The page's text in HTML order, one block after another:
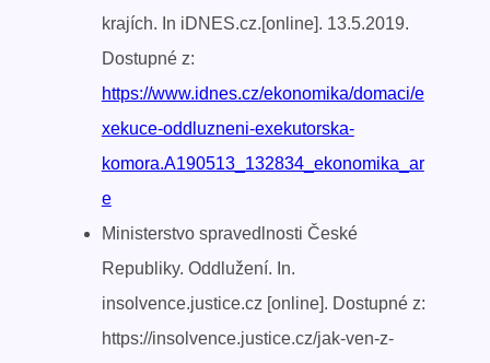
krajích. In iDNES.cz.[online]. 13.5.2019.
Dostupné z:
https://www.idnes.cz/ekonomika/domaci/e
xekuce-oddluzneni-exekutorska-
komora.A190513_132834_ekonomika_ar
e
Ministerstvo spravedlnosti České
Republiky. Oddlužení. In.
insolvence.justice.cz [online]. Dostupné z:
https://insolvence.justice.cz/jak-ven-z-